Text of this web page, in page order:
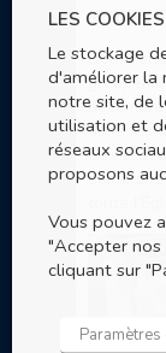
Deux
dans les
Ces
LES
Le stockage
d'améliorer la
notre site, de
utilisation et
réseaux
proposons
Vous pouvez
"Accepter
cliquant sur